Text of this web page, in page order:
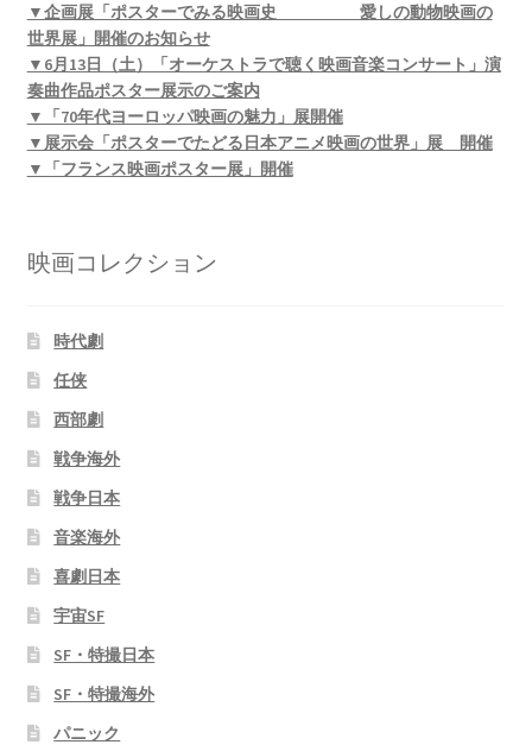
▼企画展「ポスターでみる映画史 愛しの動物映画の
世界展」開催のお知らせ
▼6月13日（土）「オーケストラで聴く映画音楽コンサート」演
奏曲作品ポスター展示のご案内
▼「70年代ヨーロッパ映画の魅力」展開催
▼展示会「ポスターでたどる日本アニメ映画の世界」展 開催
▼「フランス映画ポスター展」開催
映画コレクション
時代劇
任侠
西部劇
戦争海外
戦争日本
音楽海外
喜劇日本
宇宙SF
SF・特撮日本
SF・特撮海外
パニック